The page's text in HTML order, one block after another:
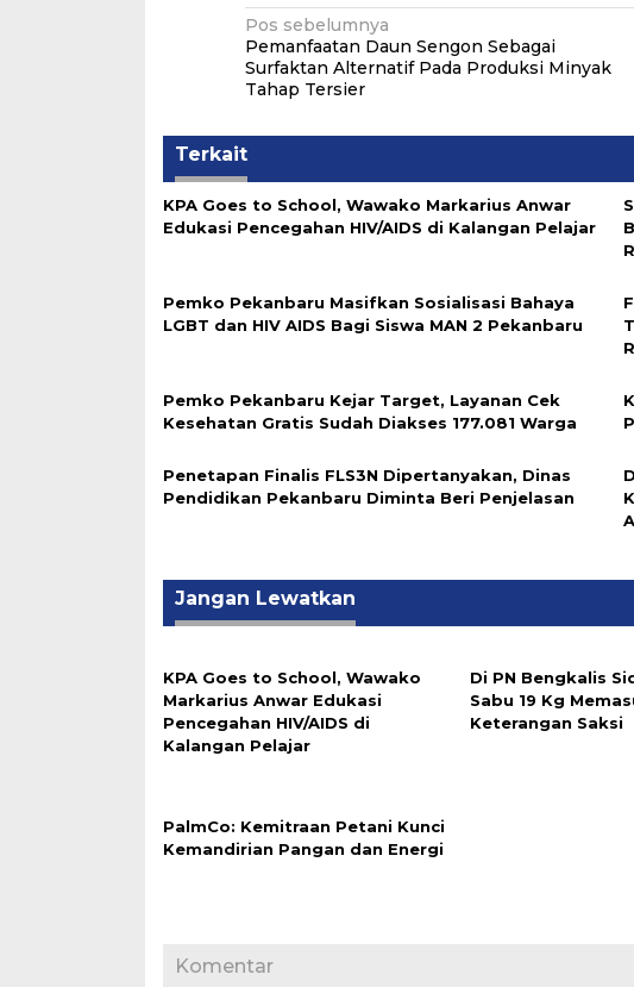
Navigasi
pos
Pos sebelumnya
Pemanfaatan Daun Sengon Sebagai
Surfaktan Alternatif Pada Produksi Minyak
Tahap Tersier
Terkait
‎KPA Goes to School, Wawako Markarius Anwar
Edukasi Pencegahan HIV/AIDS di Kalangan Pelajar
‎Pemko Pekanbaru Masifkan Sosialisasi Bahaya
LGBT dan HIV AIDS Bagi Siswa MAN 2 Pekanbaru
‎‎Pemko Pekanbaru Kejar Target, Layanan Cek
Kesehatan Gratis Sudah Diakses 177.081 Warga
Penetapan Finalis FLS3N Dipertanyakan, Dinas
Pendidikan Pekanbaru Diminta Beri Penjelasan
Jangan Lewatkan
‎KPA Goes to School, Wawako
Markarius Anwar Edukasi
Pencegahan HIV/AIDS di
Kalangan Pelajar
Di PN Bengkalis
Sabu 19 Kg
Keterangan Saksi
PalmCo: Kemitraan Petani Kunci
Kemandirian Pangan dan Energi
Komentar